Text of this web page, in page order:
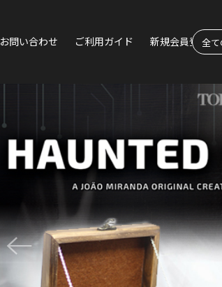
お問い合わせ ご利用ガイド 新規会員登録